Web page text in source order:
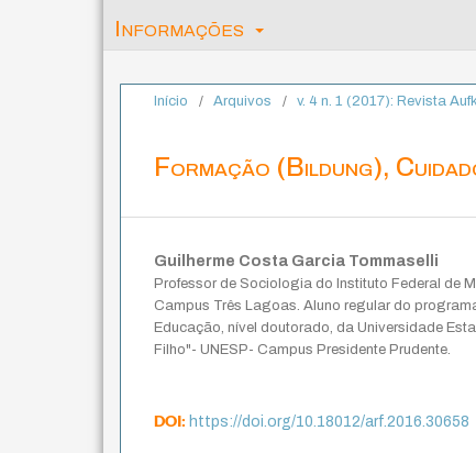
Informações
Início / Arquivos / v. 4 n. 1 (2017): Revista
Formação (Bildung),
Guilherme Costa Garcia Tommaselli
Professor de Sociologia do Instituto Federal de
Campus Três Lagoas. Aluno regular do
Educação, nível doutorado, da Universidade
Filho"- UNESP- Campus Presidente Prudente.
DOI:https://doi.org/10.18012/arf.2016.30658